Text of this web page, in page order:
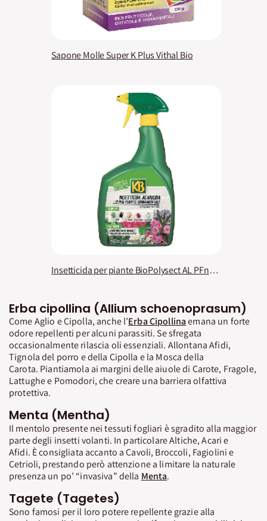
Sapone Molle Super K Plus Vithal Bio
Insetticida per piante BioPolysect AL PFnPO KB
Erba cipollina (Allium schoenoprasum)
Come Aglio e Cipolla, anche l’Erba Cipollinaemana un forte
odore repellenti per alcuni parassiti. Se sfregata
occasionalmente rilascia oli essenziali. Allontana Afidi,
Tignola del porro e della Cipolla e la Mosca della
Carota. Piantiamola ai margini delle aiuole di Carote, Fragole,
Lattughe e Pomodori, che creare una barriera olfattiva
protettiva.
Menta (Mentha)
Il mentolo presente nei tessuti fogliari è sgradito alla maggior
parte degli insetti volanti. In particolare Altiche, Acari e
Afidi. È consigliata accanto a Cavoli, Broccoli, Fagiolini e
Cetrioli, prestando però attenzione a limitare la naturale
presenza un po’ “invasiva” della Menta.
Tagete (Tagetes)
Sono famosi per il loro potere repellente grazie alla